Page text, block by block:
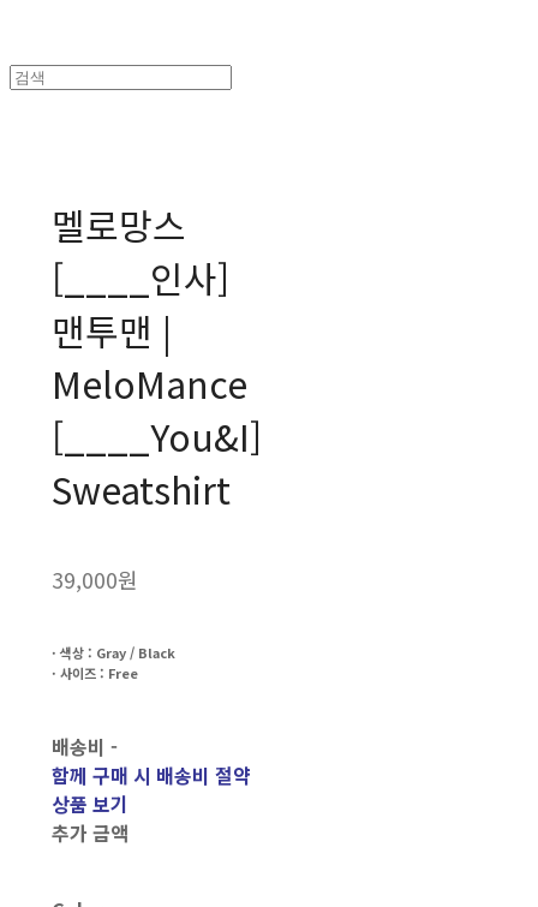
멜로망스
[____인사]
맨투맨 |
MeloMance
[____You&I]
Sweatshirt
39,000원
· 색상 : Gray / Black
· 사이즈 : Free
배송비 -
함께 구매 시 배송비 절약
상품 보기
추가 금액